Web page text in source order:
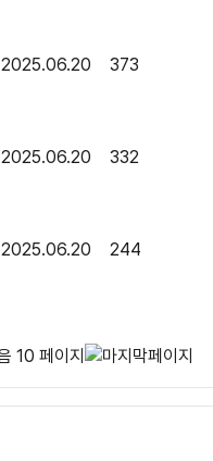
2025.06.20 373
2025.06.20 332
2025.06.20 244